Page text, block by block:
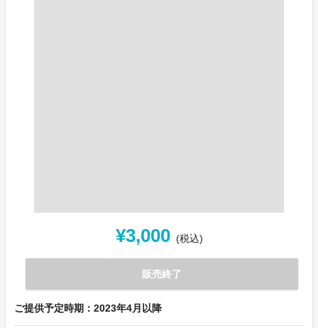
¥3,000 (税込)
販売終了
ご提供予定時期：2023年4月以降